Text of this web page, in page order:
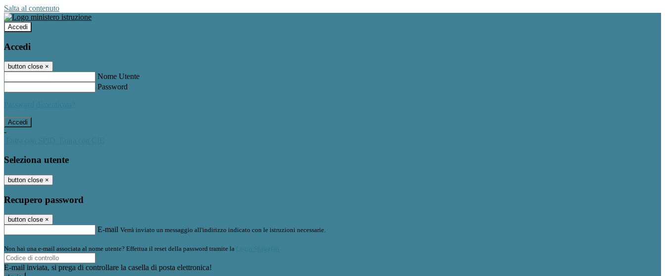
Salta al contenuto
Accedi
Accedi
button close ×
Nome Utente
Password
-
Seleziona utente
button close ×
Recupero password
button close ×
E-mail Verrà inviato un messaggio all'indirizzo indicato con le istruzioni necessarie.
Non hai una e-mail associata al nome utente? Effettua il reset della password tramite la
E-mail inviata, si prega di controllare la casella di posta elettronica!